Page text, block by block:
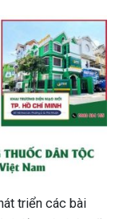
triển các bài